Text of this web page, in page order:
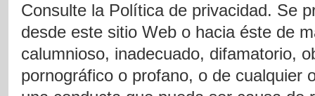
Consulte la Política de privacidad. Se
desde este sitio Web o hacia éste de
calumnioso, inadecuado, difamatorio,
pornográfico o profano, o de cualquier